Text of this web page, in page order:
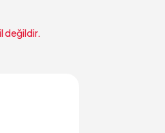
değildir.